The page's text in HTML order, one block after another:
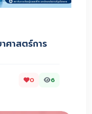
าสตร์การ
0 6